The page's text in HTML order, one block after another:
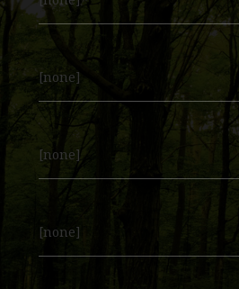
[none]
[none]
[none]